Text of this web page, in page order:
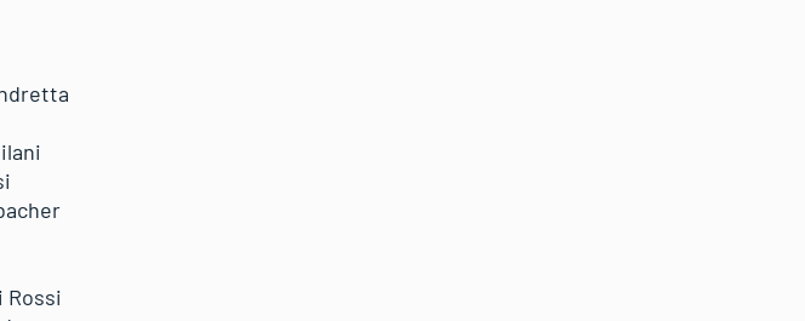
Rossi